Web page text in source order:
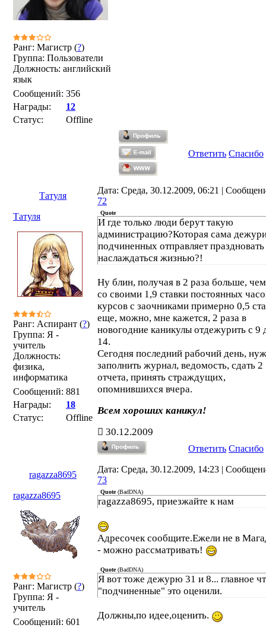
Ранг: Магистр (?)
Группа: Пользователи
Должность: английский
язык
Сообщений: 356
Награды:
12
Статус:
Offline
Ответить Спасибо
Татуля
Дата: Среда, 30.12.2009, 06:21 |
72
Татуля
Ранг: Аспирант (?)
Группа: Я -
учитель
Должность:
физика,
информатика
Сообщений: 881
Награды:
18
Статус:
Offline
Quote
И где только люди берут такую
администрацию?Которая сама
подчиненных отправляет
наслаждаться жизнью?!
Ну блин, получая в 2 раза больше,
со своими 1,9 ставки постоянных
курсов с заочниками примерно 0,5
еще, можно, мне кажется, 2 раза в
новогодние каникулы отдежурить с 9
14.
Сегодня последний рабочий день,
заполнить журнал, ведомость, сдать 2
отчета, принять страждущих,
опомнившихся вчера.
Всем хороших каникул!
30.12.2009
Ответить Спасибо
ragazza8695
Дата: Среда, 30.12.2009, 14:23 |
73
ragazza8695
Ранг: Магистр (?)
Группа: Я -
учитель
Сообщений: 601
Quote(BadDNA)
ragazza8695, приезжайте к нам
Адресочек сообщите.Ежели не в
- можно рассматривать!
Quote(BadDNA)
Я вот тоже дежурю 31 и 8... главное
"подчиненные" это оценили.
Должны,по идее,оценить.